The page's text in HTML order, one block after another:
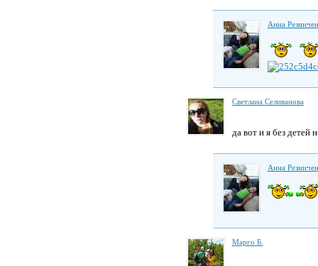
Анна
Светлана Селиванова
да вот и я без детей
Анна
Марго Б.